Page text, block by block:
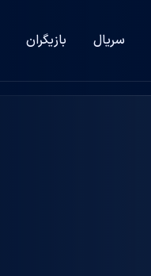
سریال بازیگران